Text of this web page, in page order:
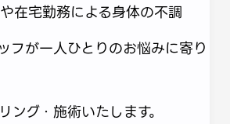
在宅勤務による身体の不調
フが一人ひとりのお悩みに寄り
ング・施術いたします。